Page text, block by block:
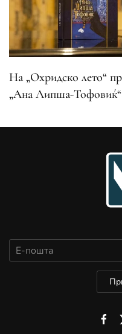
На „Охридско лето“
„Ана Липша-Тофовиќ“